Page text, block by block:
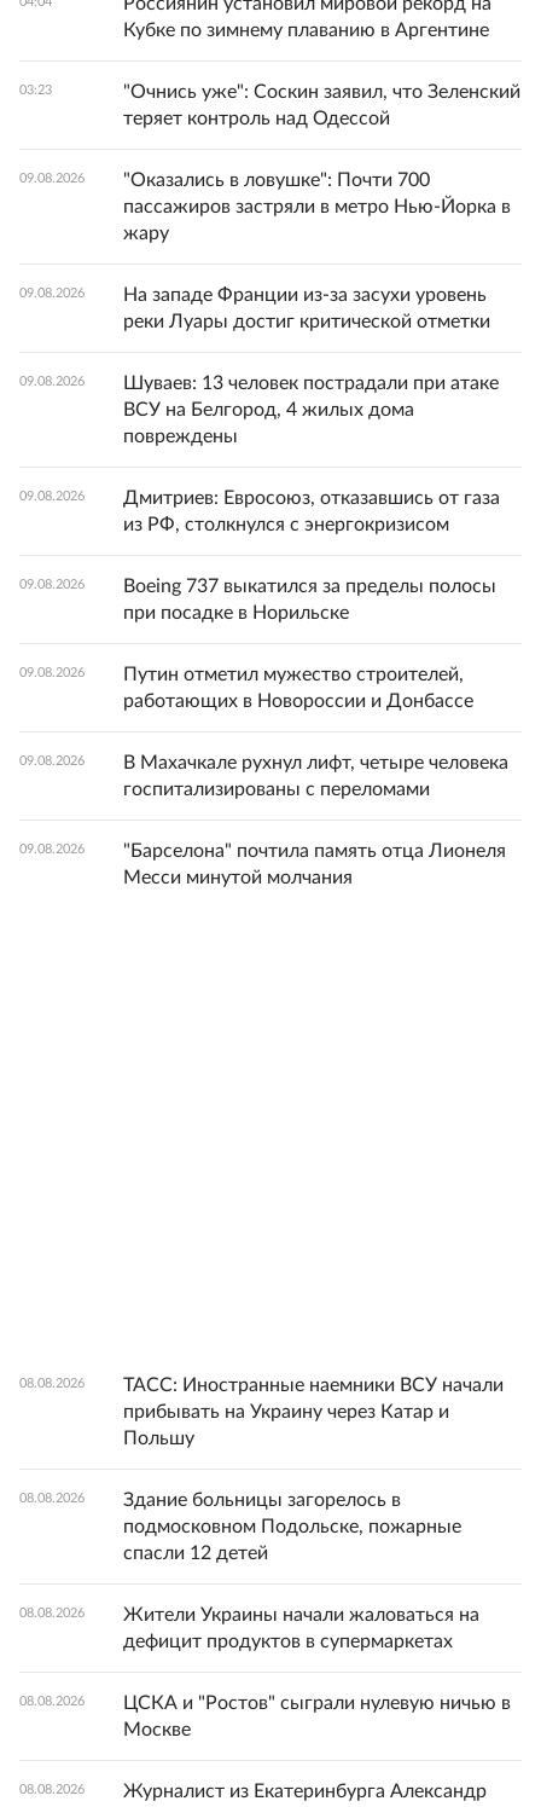
Кубке по зимнему плаванию в Аргентине
03:23
"Очнись уже": Соскин заявил, что Зеленский
теряет контроль над Одессой
09.08.2026
"Оказались в ловушке": Почти 700
пассажиров застряли в метро Нью-Йорка в
жару
09.08.2026
На западе Франции из-за засухи уровень
реки Луары достиг критической отметки
09.08.2026
Шуваев: 13 человек пострадали при атаке
ВСУ на Белгород, 4 жилых дома
повреждены
09.08.2026
Дмитриев: Евросоюз, отказавшись от газа
из РФ, столкнулся с энергокризисом
09.08.2026
Boeing 737 выкатился за пределы полосы
при посадке в Норильске
09.08.2026
Путин отметил мужество строителей,
работающих в Новороссии и Донбассе
09.08.2026
В Махачкале рухнул лифт, четыре человека
госпитализированы с переломами
09.08.2026
"Барселона" почтила память отца Лионеля
Месси минутой молчания
08.08.2026
ТАСС: Иностранные наемники ВСУ начали
прибывать на Украину через Катар и
Польшу
08.08.2026
Здание больницы загорелось в
подмосковном Подольске, пожарные
спасли 12 детей
08.08.2026
Жители Украины начали жаловаться на
дефицит продуктов в супермаркетах
08.08.2026
ЦСКА и "Ростов" сыграли нулевую ничью в
Москве
08.08.2026
Журналист из Екатеринбурга Александр